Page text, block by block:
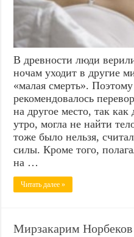
В древности люди
ночам уходит в другие
«малая смерть».
рекомендовалось
на другое место, так
утро, могла не найти
тоже было нельзя,
силы. Кроме того,
на …
Читать далее »
Мирзакарим